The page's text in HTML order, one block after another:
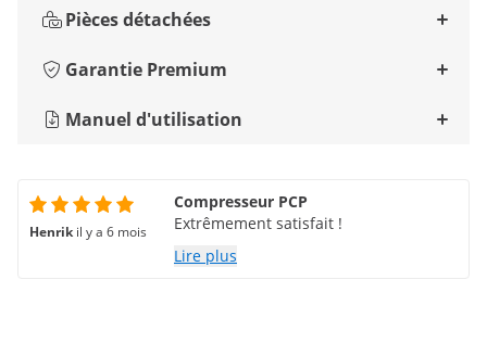
Pièces détachées
Garantie Premium
Manuel d'utilisation
Henrik il y a 6 mois
Compresseur PCP
Extrêmement satisfait !
Lire plus